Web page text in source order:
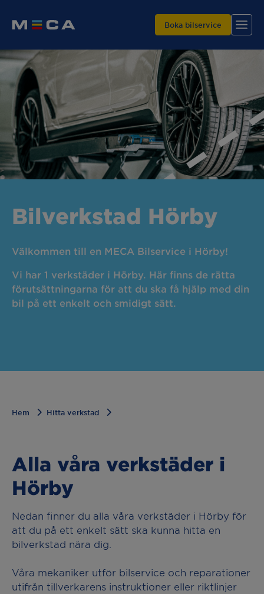
Hitta din verkstad
Våra tjänster
Varför MECA?
Boka bilservice
Bilverkstad Hörby
Välkommen till en MECA Bilservice i Hörby!
Vi har 1 verkstäder i Hörby. Här finns de rätta
förutsättningarna för att du ska få hjälp med din
bil på ett enkelt och smidigt sätt.
Hem Hitta verkstad
Alla våra verkstäder i
Hörby
Nedan finner du alla våra verkstäder i Hörby för
att du på ett enkelt sätt ska kunna hitta en
bilverkstad nära dig.
Våra mekaniker utför bilservice och reparationer
utifrån tillverkarens instruktioner eller riktlinjer